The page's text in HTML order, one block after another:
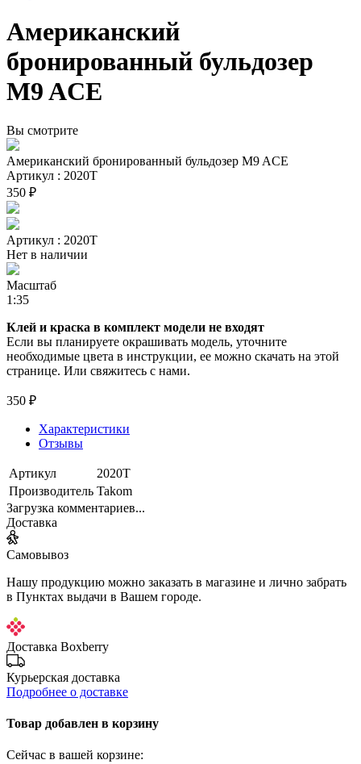
Американский
бронированный бульдозер
M9 ACE
Вы смотрите
Американский бронированный бульдозер M9 ACE
Артикул : 2020Т
350 ₽
Артикул : 2020Т
Нет в наличии
Масштаб
1:35
Клей и краска в комплект модели не входят
Если вы планируете окрашивать модель, уточните
необходимые цвета в инструкции, ее можно скачать на этой
странице. Или свяжитесь с нами.
350 ₽
Характеристики
Отзывы
Артикул
2020Т
Производитель Takom
Загрузка комментариев...
Доставка
Самовывоз
Нашу продукцию можно заказать в магазине и лично забрать
в Пунктах выдачи в Вашем городе.
Доставка Boxberry
Курьерская доставка
Подробнее о доставке
Товар добавлен в корзину
Сейчас в вашей корзине: